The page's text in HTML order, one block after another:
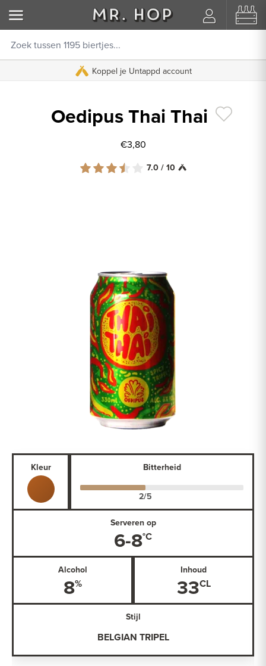
Koppel je Untappd account
Oedipus Thai Thai
€3,80
7.0 / 10
Kleur Bitterheid
Serveren op
6-8
Alcohol
8
Inhoud
33
Stijl
BELGIAN TRIPEL